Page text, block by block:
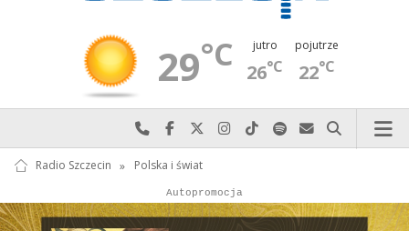
29°C jutro
26°C
pojutrze
22°C
Najlepiej po prostu do nas zadzwoń
Odwiedź nas na Facebook-u
Odwiedź nas na X
Odwiedź nas na Instagram-ie
Odwiedź nas na TikTok-u
Szukaj nas na Spotify
Wyślij do nas
Szukaj
Radio Szczecin » Polska i świat
Reklama
Autopromocja